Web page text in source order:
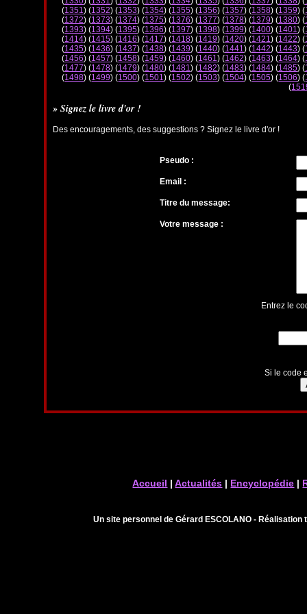
(1351) (1352) (1353) (1354) (1355) (1356) (1357) (1358) (1359) (
(1372) (1373) (1374) (1375) (1376) (1377) (1378) (1379) (1380) (
(1393) (1394) (1395) (1396) (1397) (1398) (1399) (1400) (1401) (
(1414) (1415) (1416) (1417) (1418) (1419) (1420) (1421) (1422) (
(1435) (1436) (1437) (1438) (1439) (1440) (1441) (1442) (1443) (
(1456) (1457) (1458) (1459) (1460) (1461) (1462) (1463) (1464) (
(1477) (1478) (1479) (1480) (1481) (1482) (1483) (1484) (1485) (
(1498) (1499) (1500) (1501) (1502) (1503) (1504) (1505) (1506) (
(
» Signez le livre d'or !
Des encouragements, des suggestions ? Signez le livre d'or !
Pseudo :
Email :
Titre du message:
Votre message :
Entrez le
Si le code
Accueil |Actualités | Encyclopédie |
Un site personnel de Gérard ESCOLANO -